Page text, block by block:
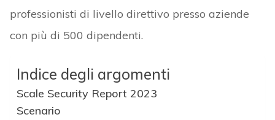
professionisti di livello direttivo presso aziende
con più di 500 dipendenti.
Indice degli argomenti
Scale Security Report 2023
Scenario